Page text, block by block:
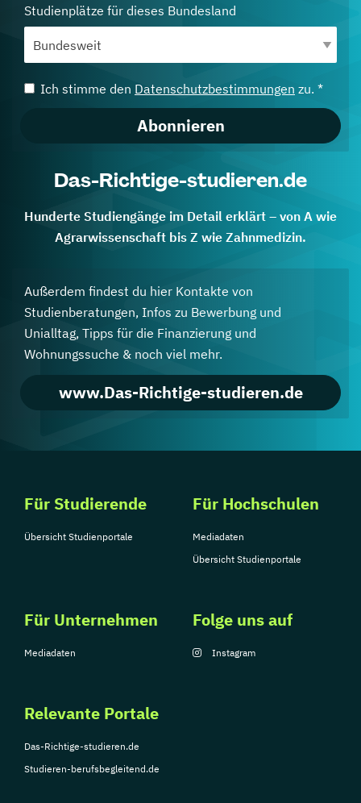
Studienplätze für dieses Bundesland
Ich stimme den Datenschutzbestimmungen zu. *
Abonnieren
Das-Richtige-studieren.de
Hunderte Studiengänge im Detail erklärt – von A wie
Agrarwissenschaft bis Z wie Zahnmedizin.
Außerdem findest du hier Kontakte von
Studienberatungen, Infos zu Bewerbung und
Unialltag, Tipps für die Finanzierung und
Wohnungssuche & noch viel mehr.
www.Das-Richtige-studieren.de
Für Studierende
Übersicht Studienportale
Für Hochschulen
Mediadaten
Übersicht Studienportale
Für Unternehmen
Mediadaten
Relevante Portale
Das-Richtige-studieren.de
Studieren-berufsbegleitend.de
Folge uns auf
Instagram